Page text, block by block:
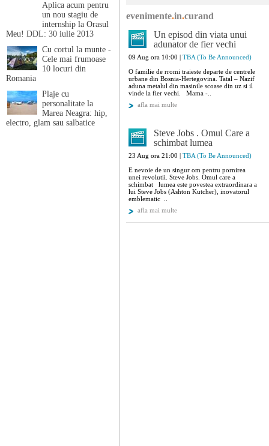
evenimente.in.curand
Un episod din viata unui
adunator de fier vechi
09 Aug ora 10:00 | TBA (To Be Announced)
O familie de rromi traieste departe de centrele
urbane din Bosnia-Hertegovina. Tatal – Nazif
aduna metalul din masinile scoase din uz si il
vinde la fier vechi. Mama -..
afla mai multe
Steve Jobs . Omul Care a
schimbat lumea
23 Aug ora 21:00 | TBA (To Be Announced)
E nevoie de un singur om pentru pornirea
unei revolutii. Steve Jobs. Omul care a
schimbat lumea este povestea extraordinara a
lui Steve Jobs (Ashton Kutcher), inovatorul
emblematic ..
afla mai multe
Aplica acum pentru
un nou stagiu de
internship la Orasul
Meu! DDL: 30 iulie 2013
Cu cortul la munte -
Cele mai frumoase
10 locuri din
Romania
Plaje cu
personalitate la
Marea Neagra: hip,
electro, glam sau salbatice